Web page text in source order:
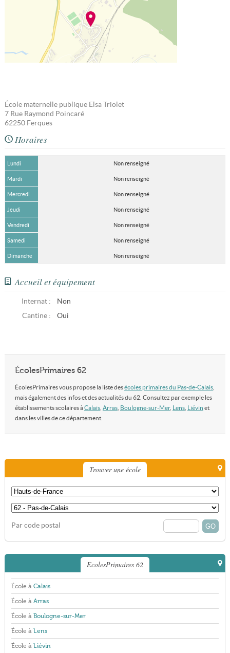
École maternelle publique Elsa Triolet
7 Rue Raymond Poincaré
62250 Ferques
Horaires
Lundi Non renseigné
Mardi Non renseigné
Mercredi Non renseigné
Jeudi Non renseigné
Vendredi Non renseigné
Samedi Non renseigné
Dimanche Non renseigné
Accueil et équipement
Internat :
Non
Cantine :
Oui
ÉcolesPrimaires 62
ÉcolesPrimaires vous propose la liste desécoles primaires du Pas-de-Calais,
mais également des infos et des actualités du 62. Consultez par exemple les
établissements scolaires àCalais, Arras, Boulogne-sur-Mer, Lens, Liévin et
dans les villes de ce département.
Trouver une école
Par code postal
EcolesPrimaires 62
École à Calais
École à Arras
École à Boulogne-sur-Mer
École à Lens
École à Liévin